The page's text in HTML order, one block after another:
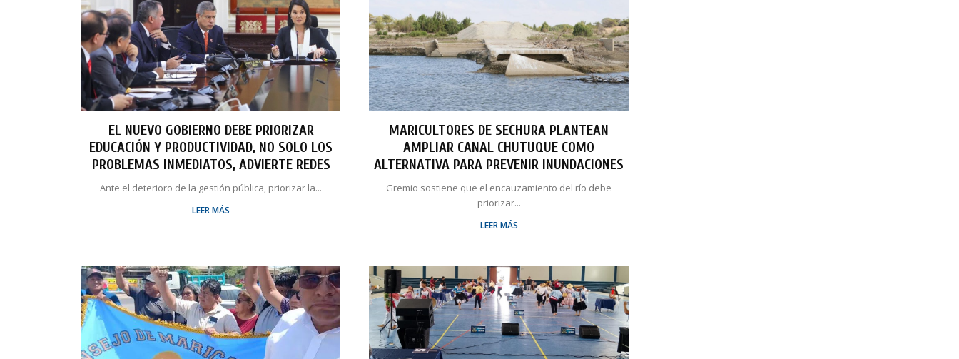
EL NUEVO GOBIERNO DEBE PRIORIZAR
EDUCACIÓN Y PRODUCTIVIDAD, NO SOLO LOS
PROBLEMAS INMEDIATOS, ADVIERTE REDES
Ante el deterioro de la gestión pública, priorizar la...
LEER MÁS
MARICULTORES DE SECHURA PLANTEAN
AMPLIAR CANAL CHUTUQUE COMO
ALTERNATIVA PARA PREVENIR INUNDACIONES
Gremio sostiene que el encauzamiento del río debe
priorizar...
LEER MÁS